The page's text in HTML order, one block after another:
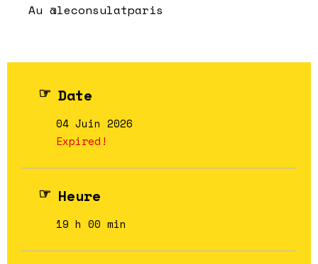
Au @leconsulatparis
Date
04 Juin 2026
Expired!
Heure
19 h 00 min